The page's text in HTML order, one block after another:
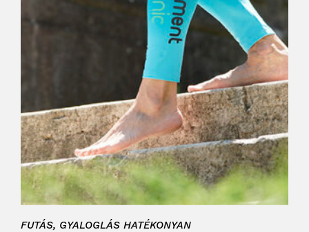
FUTÁS, GYALOGLÁS HATÉKONYAN